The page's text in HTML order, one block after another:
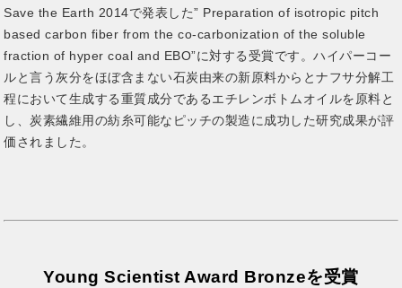
Save the Earth 2014で発表した” Preparation of isotropic pitch
based carbon fiber from the co-carbonization of the soluble
fraction of hyper coal and EBO”に対する受賞です。ハイパーコー
ルと言う灰分をほぼ含まない石炭由来の新原料からとナフサ分解工
程において生成する重質成分であるエチレンボトムオイルを原料と
し、炭素繊維用の紡糸可能なピッチの製造に成功した研究成果が評
価されました。
Young Scientist Award Bronzeを受賞